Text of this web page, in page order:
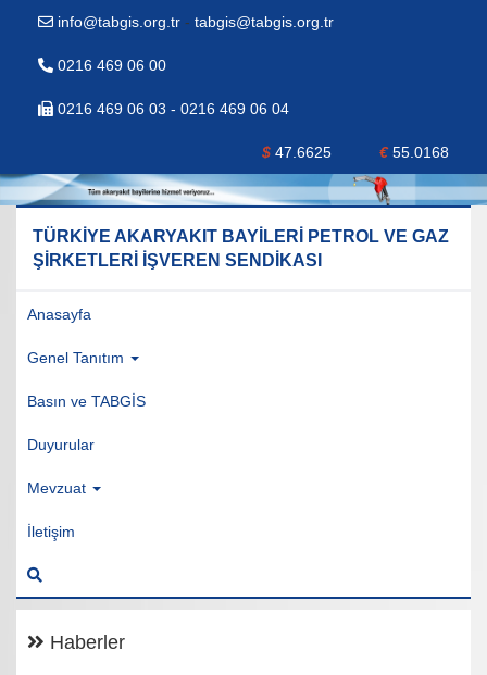
info@tabgis.org.tr - tabgis@tabgis.org.tr
0216 469 06 00
0216 469 06 03 - 0216 469 06 04
$ 47.6625 €55.0168
TÜRKİYE AKARYAKIT BAYİLERİ PETROL VE GAZ
ŞİRKETLERİ İŞVEREN SENDİKASI
Anasayfa
Genel Tanıtım
Basın ve TABGİS
Duyurular
Mevzuat
İletişim
Haberler